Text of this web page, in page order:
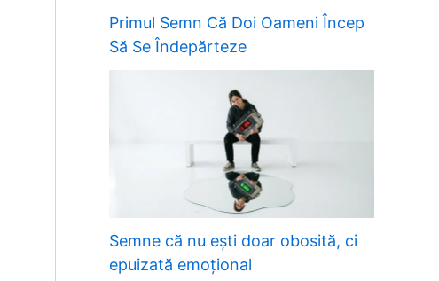
Primul Semn Că Doi Oameni Încep
Să Se Îndepărteze
Semne că nu ești doar obosită, ci
epuizată emoțional